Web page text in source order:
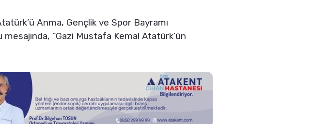
Anma, Gençlik ve Spor Bayramı
mesajında, “Gazi Mustafa Kemal Atatürk’ün